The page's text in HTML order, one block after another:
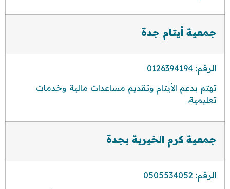
جمعية أيتام جدة
الرقم: 0126394194
تهتم بدعم الأيتام وتقديم مساعدات مالية وخدمات
تعليمية.
جمعية كرم الخيرية بجدة
الرقم: 0505534052